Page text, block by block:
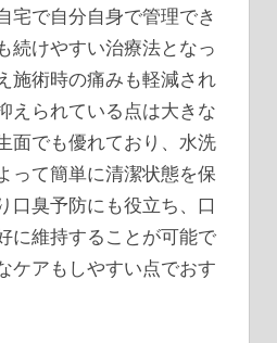
宅で自分自身で管理でき
続けやすい治療法となっ
施術時の痛みも軽減され
えられている点は大きな
面でも優れており、水洗
って簡単に清潔状態を保
口臭予防にも役立ち、口
に維持することが可能で
ケアもしやすい点でおす